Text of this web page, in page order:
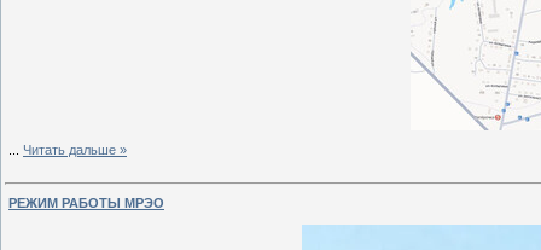
Читать дальше »
РЕЖИМ РАБОТЫ МРЭО